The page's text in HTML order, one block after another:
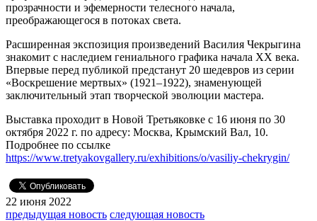
прозрачности и эфемерности телесного начала,
преображающегося в потоках света.
Расширенная экспозиция произведений Василия Чекрыгина
знакомит с наследием гениального графика начала ХХ века.
Впервые перед публикой предстанут 20 шедевров из серии
«Воскрешение мертвых» (1921–1922), знаменующей
заключительный этап творческой эволюции мастера.
Выставка проходит в Новой Третьяковке с 16 июня по 30
октября 2022 г. по адресу: Москва, Крымский Вал, 10.
Подробнее по ссылке
https://www.tretyakovgallery.ru/exhibitions/o/vasiliy-chekrygin/
22 июня 2022
предыдущая новость следующая новость